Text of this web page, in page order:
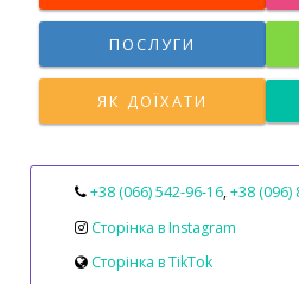
ПОСЛУГИ
ЯК ДОЇХАТИ
+38 (066) 542‑96‑16,+38 (096)
Сторінка в Instagram
Сторінка в TikTok